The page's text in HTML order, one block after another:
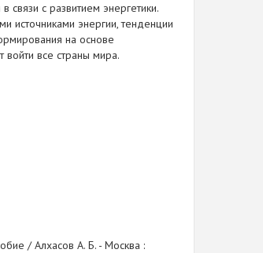
с развитием энергетики.
источниками энергии, тенденции
на основе
войти все страны мира.
/ Алхасов А. Б. - Москва :